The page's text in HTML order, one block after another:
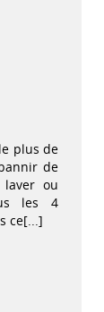
plus de
de
ou
les 4
ce[...]